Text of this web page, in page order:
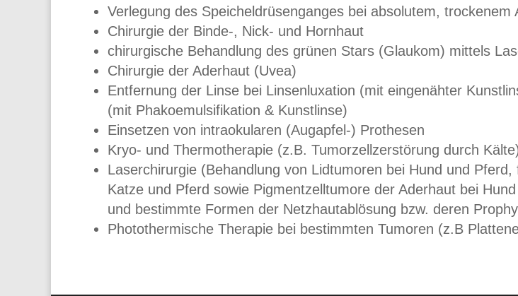
Verlegung des Speicheldrüsenganges bei absolutem, trockenem
Chirurgie der Binde-, Nick- und Hornhaut
chirurgische Behandlung des grünen Stars (Glaukom) mittels
Chirurgie der Aderhaut (Uvea)
Entfernung der Linse bei Linsenluxation (mit eingenähter
(mit Phakoemulsifikation & Kunstlinse)
Einsetzen von intraokularen (Augapfel-) Prothesen
Kryo- und Thermotherapie (z.B. Tumorzellzerstörung durch
Laserchirurgie (Behandlung von Lidtumoren bei Hund und
Katze und Pferd sowie Pigmentzelltumore der Aderhaut bei
und bestimmte Formen der Netzhautablösung bzw. deren
Photothermische Therapie bei bestimmten Tumoren (z.B